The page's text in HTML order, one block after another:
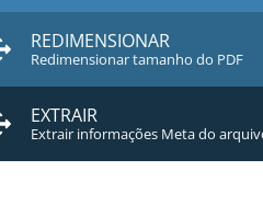
REDIMENSIONAR
Redimensionar tamanho do PDF
EXTRAIR
Extrair informações Meta do